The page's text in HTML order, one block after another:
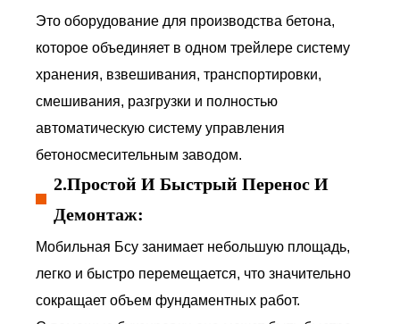
Это оборудование для производства бетона,
которое объединяет в одном трейлере систему
хранения, взвешивания, транспортировки,
смешивания, разгрузки и полностью
автоматическую систему управления
бетоносмесительным заводом.
2.Простой И Быстрый Перенос И
Демонтаж:
Мобильная Бсу занимает небольшую площадь,
легко и быстро перемещается, что значительно
сокращает объем фундаментных работ.